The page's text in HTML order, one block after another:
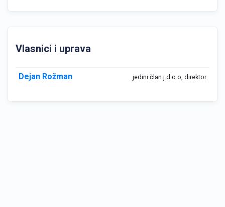
Vlasnici i uprava
Dejan Rožman jedini član j.d.o.o, direktor